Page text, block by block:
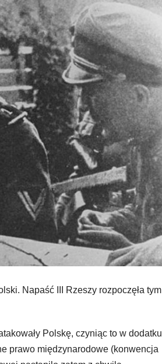
Napaść III Rzeszy rozpoczęła tym
Polskę, czyniąc to w dodatku
prawo międzynarodowe (konwencja